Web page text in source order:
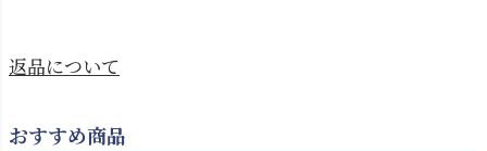
返品について
おすすめ商品